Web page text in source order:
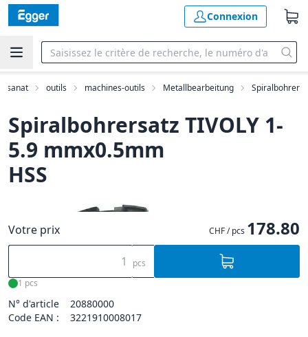
Connexion
outils machines-outils Metallbearbeitung Spiralbohrer
Spiralbohrersatz TIVOLY 1-
5.9 mmx0.5mm
HSS
Votre prix CHF / pcs 178.80
pcs
1 pcs
N° d'article
20880000
Code EAN :
3221910008017